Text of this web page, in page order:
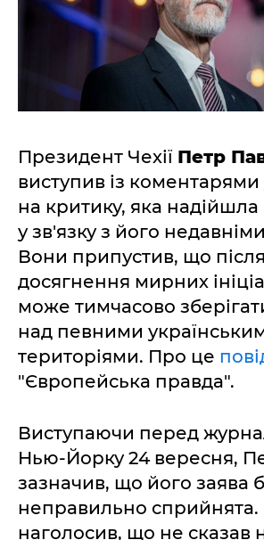
Президент Чехії Петр
виступив із коментарями
на критику, яка надійшла
у зв'язку з його
Вони припустив, що після
досягнення мирних
може тимчасово
над певними
територіями. Про це
"Європейська правда".
Виступаючи перед
Нью-Йорку 24 вересня,
зазначив, що його заява
неправильно сприйнята.
наголосив, що не сказав